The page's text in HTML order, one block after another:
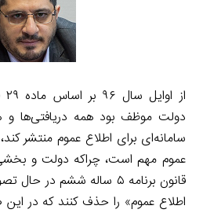
دولت موظف بود همه دریافتی‌ها و
سامانه‌ای برای اطلاع عموم منتشر
عموم مهم است، چراکه دولت و بخشی
قانون برنامه ۵ ساله ششم
اطلاع عموم» را حذف کنند که در